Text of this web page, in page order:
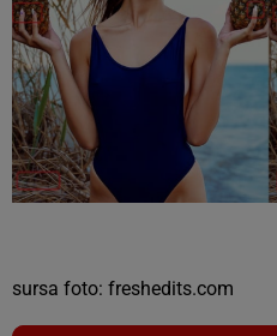
sursa foto: freshedits.com